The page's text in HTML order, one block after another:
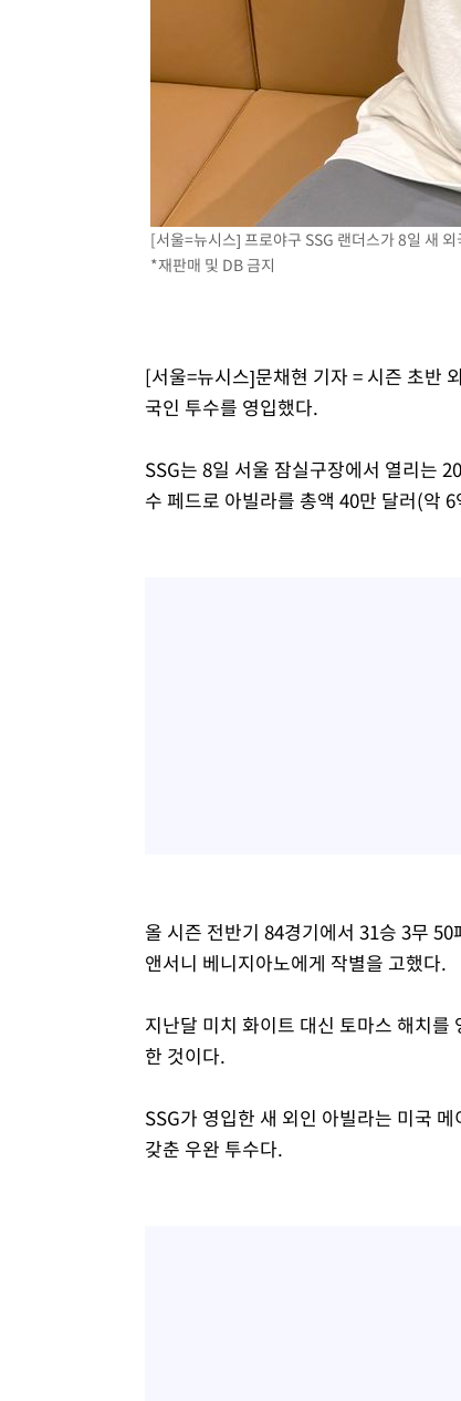
[서울=뉴시스] 프로야구 SSG 랜더스가 8일 새
*재판매 및 DB 금지
[서울=뉴시스]문채현 기자 = 시즌 초반
국인 투수를 영입했다.
SSG는 8일 서울 잠실구장에서 열리는
수 페드로 아빌라를 총액 40만 달러(악
올 시즌 전반기 84경기에서 31승 3무
앤서니 베니지아노에게 작별을 고했다.
지난달 미치 화이트 대신 토마스 해치
한 것이다.
SSG가 영입한 새 외인 아빌라는 미국
갖춘 우완 투수다.